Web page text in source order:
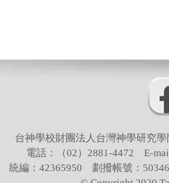
台神學校財團法人台灣神學研究
電話：（02）2881-4472 E-
統編：42365950 劃撥帳號：